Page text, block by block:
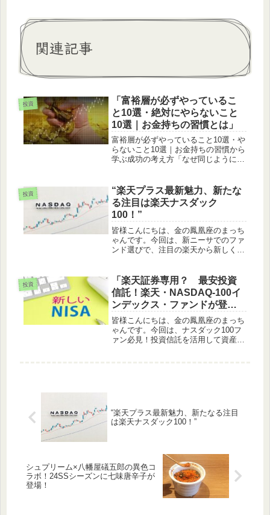
関連記事
投資
「富裕層が必ずやっているこ
と10選・絶対にやらないこと
10選｜お金持ちの習慣とは」
富裕層が必ずやっていること10選・や
らないこと10選｜お金持ちの習慣から
学ぶ成功の考え方「なぜ同じように働
思ったことはありませんか。実は富裕
層と呼ばれる人たちには、共通する...
投資
“楽天プラス最新魅力、新たな
る注目は楽天ナスダック
100！”
皆様こんにちは、金の鳳凰座のまっち
ゃんです。今回は、新ニーサでのファ
ンド選びで、注目の楽天から新しく出
ーズは信託報酬が最安かつ投信残高ポ
イントプログラム対象です。楽天・オ
ー...
投資
「楽天証券専用？ 最安投資
信託！楽天・NASDAQ-100イ
ンデックス・ファンドが登
場」
皆様こんにちは、金の鳳凰座のまっち
ゃんです。今回は、ナスダック100フ
ァン必見！投資信託を活用して資産を
“楽天プラス最新魅力、新たなる注目
は楽天ナスダック100！”
シュプリーム×八幡屋礒五郎の異色コ
ラボ！24SSシーズンに七味唐辛子が
登場！